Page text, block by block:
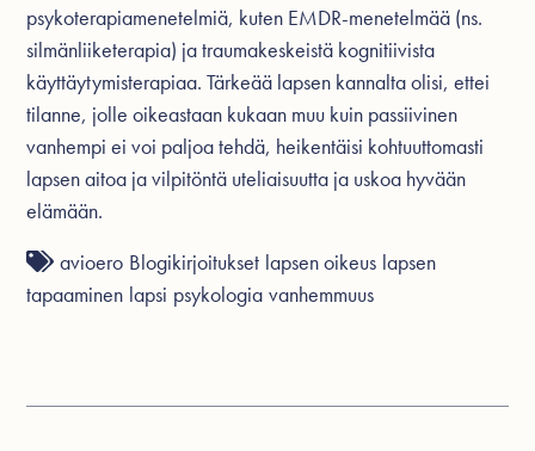
psykoterapiamenetelmiä, kuten EMDR-menetelmää (ns.
silmänliiketerapia) ja traumakeskeistä kognitiivista
käyttäytymisterapiaa. Tärkeää lapsen kannalta olisi, ettei
tilanne, jolle oikeastaan kukaan muu kuin passiivinen
vanhempi ei voi paljoa tehdä, heikentäisi kohtuuttomasti
lapsen aitoa ja vilpitöntä uteliaisuutta ja uskoa hyvään
elämään.
avioero Blogikirjoitukset lapsen oikeus lapsen
tapaaminen lapsi psykologia vanhemmuus